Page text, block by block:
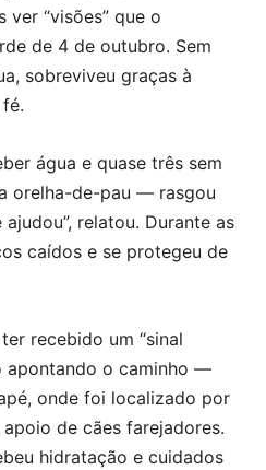
ver “visões” que o
de 4 de outubro. Sem
sobreviveu graças à
água e quase três sem
orelha-de-pau — rasgou
relatou. Durante as
caídos e se protegeu de
recebido um “sinal
apontando o caminho —
onde foi localizado por
de cães farejadores.
hidratação e cuidados